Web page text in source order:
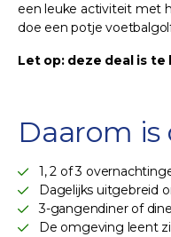
een leuke activiteit met
doe een potje
Let op: deze deal is
Daarom is
1, 2 of 3
Dagelijks uitgebreid
3-gangendiner of
De omgeving leent